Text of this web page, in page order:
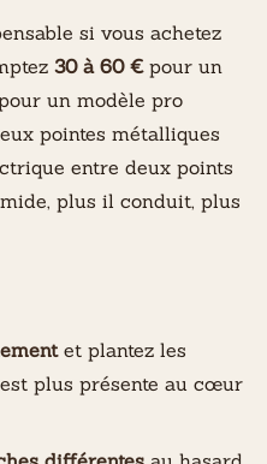
si vous achetez
30 à 60 €pour un
un modèle pro
pointes métalliques
entre deux points
plus il conduit, plus
et plantez les
plus présente au cœur